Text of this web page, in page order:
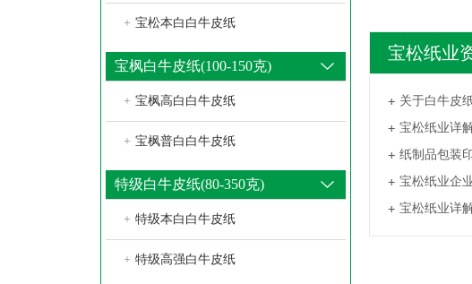
+ 宝松本白白牛皮纸
宝枫白牛皮纸(100-150克)
+ 宝枫高白白牛皮纸
+ 宝枫普白白牛皮纸
特级白牛皮纸(80-350克)
+ 特级本白白牛皮纸
+ 特级高强白牛皮纸
宝松纸业
关于白牛皮
宝松纸业详
纸制品包装
宝松纸业企
宝松纸业详